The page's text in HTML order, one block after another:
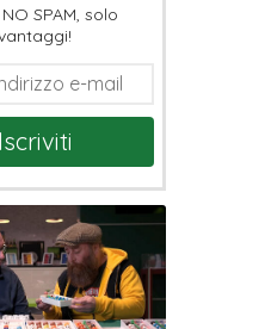
SPAM, solo
Iscriviti